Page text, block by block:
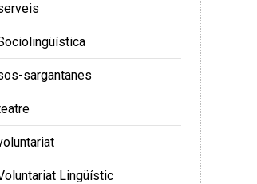
sargantanes
Lingüístic